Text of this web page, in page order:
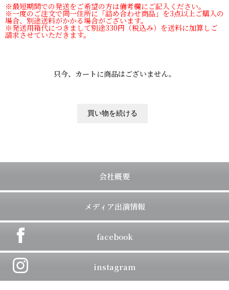
※最短期間での発送をご希望の方は備考欄にご記入ください。
※一度のご注文で同一住所に「詰め合わせ商品」を3点以上ご購入の
場合、別途送料がかかる場合がございます。
※発送用箱代につきまして別途330円（税込み）を送料に加算しご
請求させていただきます。
只今、カートに商品はございません。
会社概要
メディア出演情報
facebook
instagram